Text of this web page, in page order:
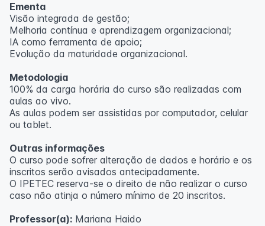
Ementa
Visão integrada de gestão;
Melhoria contínua e aprendizagem organizacional;
IA como ferramenta de apoio;
Evolução da maturidade organizacional.
Metodologia
100% da carga horária do curso são realizadas com
aulas ao vivo.
As aulas podem ser assistidas por computador, celular
ou tablet.
Outras informações
O curso pode sofrer alteração de dados e horário e os
inscritos serão avisados ​​antecipadamente.
O IPETEC reserva-se o direito de não realizar o curso
caso não atinja o número mínimo de 20 inscritos.
Professor(a): Mariana Haido